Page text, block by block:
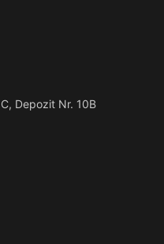
Depozit Nr. 10B